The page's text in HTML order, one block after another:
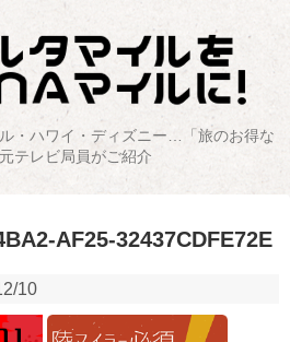
・ハワイ・ディズニー…「旅のお得な
テレビ局員がご紹介
AF25-32437CDFE72E
10